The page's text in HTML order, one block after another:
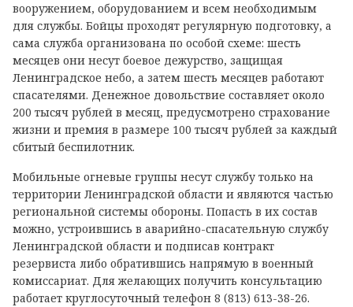
вооружением, оборудованием и всем необходимым
для службы. Бойцы проходят регулярную подготовку, а
сама служба организована по особой схеме: шесть
месяцев они несут боевое дежурство, защищая
Ленинградское небо, а затем шесть месяцев работают
спасателями. Денежное довольствие составляет около
200 тысяч рублей в месяц, предусмотрено страхование
жизни и премия в размере 100 тысяч рублей за каждый
сбитый беспилотник.
Мобильные огневые группы несут службу только на
территории Ленинградской области и являются частью
региональной системы обороны. Попасть в их состав
можно, устроившись в аварийно-спасательную службу
Ленинградской области и подписав контракт
резервиста либо обратившись напрямую в военный
комиссариат. Для желающих получить консультацию
работает круглосуточный телефон 8 (813) 613-38-26.